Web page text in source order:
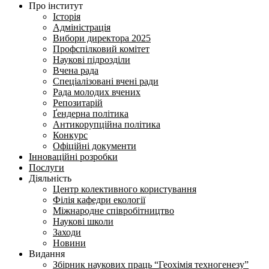
Про інститут
Історія
Адміністрація
Вибори директора 2025
Профспілковий комітет
Наукові підрозділи
Вчена рада
Спеціалізовані вчені ради
Рада молодих вчених
Репозитарій
Ґендерна політика
Антикорупційна політика
Конкурс
Офіційні документи
Інноваційні розробки
Послуги
Діяльність
Центр колективного користування
Філія кафедри екології
Міжнародне співробітництво
Наукові школи
Заходи
Новини
Видання
Збірник наукових праць “Геохімія техногенезу”